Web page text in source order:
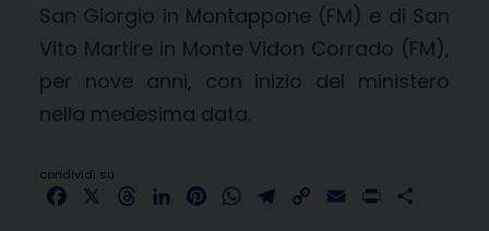
San Giorgio in Montappone (FM) e di San
Vito Martire in Monte Vidon Corrado (FM),
per nove anni, con inizio del ministero
nella medesima data.
condividi su
FacebookThreadsLinkedInPinterestWhatsApp
Telegram
Copy Email Print